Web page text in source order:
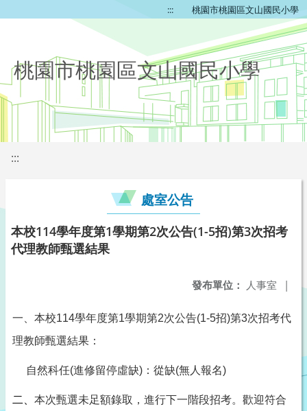
::: 桃園市桃園區文山國民小學
桃園市桃園區文山國民小學
:::
處室公告
本校114學年度第1學期第2次公告(1-5招)第3次招考
代理教師甄選結果
發布單位： 人事室 |
一、本校114學年度第1學期第2次公告(1-5招)第3次招考代
理教師甄選結果：
自然科任(進修留停虛缺) ：從缺(無人報名)
二、 本次甄選未足額錄取，進行下一階段招考。歡迎符合